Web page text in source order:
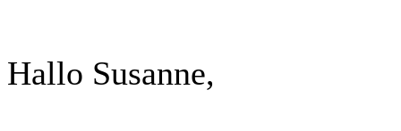
Hallo Susanne,